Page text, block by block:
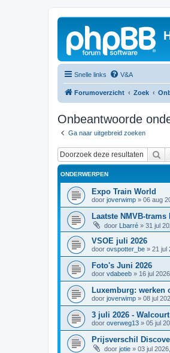
Snelle links V&A
Forumoverzicht Zoek
Onbeantwoorde
Ga naar uitgebreid zoeken
ONDERWERPEN
Expo Train World
door joverwimp » 06 aug
Laatste NMVB-
door Lbarré » 31 jul
VSOE juli 2026
door ovspotter_be » 21 jul
Foto's Juni 2026
door vdabeeb » 16 jul
Luxemburg: werken
door joverwimp » 08 jul
3 juli 2026 -
door overweg13 » 05 jul
Prijsverschil
door jotie » 03 jul